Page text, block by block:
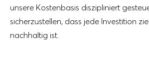
unsere Kostenbasis diszipliniert
sicherzustellen, dass jede Investition
nachhaltig ist.